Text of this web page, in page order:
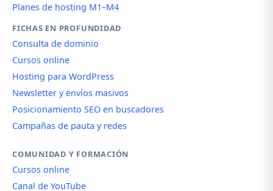
Planes de hosting M1–M4
FICHAS EN PROFUNDIDAD
Consulta de dominio
Cursos online
Hosting para WordPress
Newsletter y envíos masivos
Posicionamiento SEO en buscadores
Campañas de pauta y redes
COMUNIDAD Y FORMACIÓN
Cursos online
Canal de YouTube